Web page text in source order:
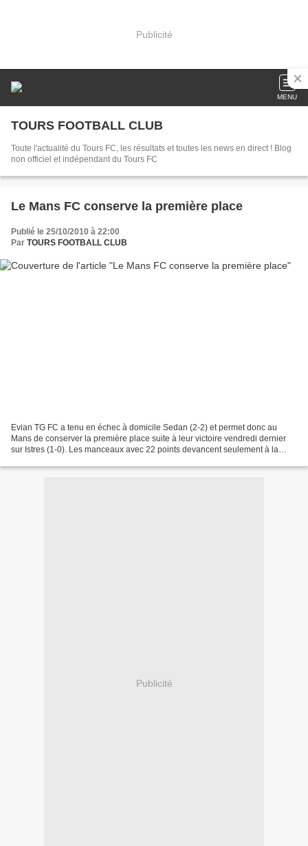
Publicité
MENU
TOURS FOOTBALL CLUB
Toute l'actualité du Tours FC, les résultats et toutes les news en direct ! Blog
non officiel et indépendant du Tours FC
Le Mans FC conserve la première place
Publié le 25/10/2010 à 22:00
Par TOURS FOOTBALL CLUB
Evian TG FC a tenu en échec à domicile Sedan (2-2) et permet donc au
Mans de conserver la première place suite à leur victoire vendredi dernier
sur Istres (1-0). Les manceaux avec 22 points devancent seulement à la
Publicité